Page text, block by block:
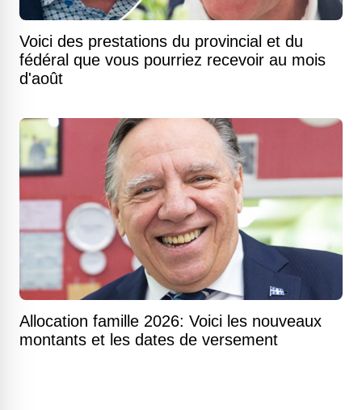
Voici des prestations du provincial et du
fédéral que vous pourriez recevoir au mois
d'août
Allocation famille 2026: Voici les nouveaux
montants et les dates de versement